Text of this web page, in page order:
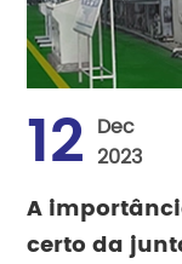
12 Dec
2023
A
certo da